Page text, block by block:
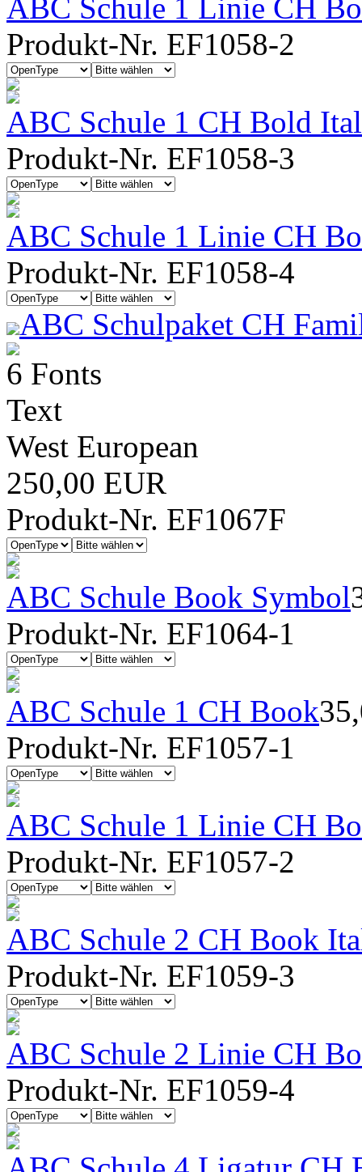
ABC Schule 1 Linie CH
Produkt-Nr. EF1058-2
ABC Schule 1 CH Bold
Produkt-Nr. EF1058-3
ABC Schule 1 Linie CH
Produkt-Nr. EF1058-4
ABC Schulpaket CH
6 Fonts
Text
West European
250,00 EUR
Produkt-Nr. EF1067F
ABC Schule Book Symbol
Produkt-Nr. EF1064-1
ABC Schule 1 CH Book
Produkt-Nr. EF1057-1
ABC Schule 1 Linie CH
Produkt-Nr. EF1057-2
ABC Schule 2 CH Book
Produkt-Nr. EF1059-3
ABC Schule 2 Linie CH
Produkt-Nr. EF1059-4